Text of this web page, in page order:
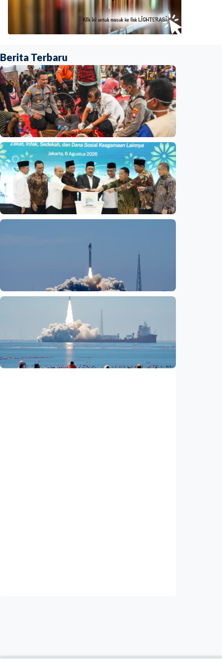
Berita Terbaru
Nasional
Basarnas akhiri operasi SAR KM Mutiara
Sentosa 2
Indonesia•06 Aug 2026
Satu data ZIS dan dana sosial keagamaan
Fokus Berita – Lampung-1, satelit AI
Hiperspektral pertama Indonesia, berhasil
diluncurkan ke orbit
Indonesia•05 Aug 2026